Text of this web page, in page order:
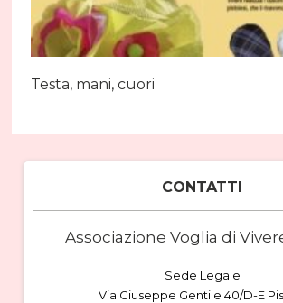
Testa, mani, cuori
CONTATTI
Associazione Voglia di
Sede Legale
Via Giuseppe Gentile 40/D-E